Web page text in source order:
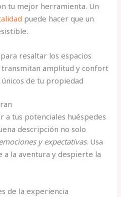
tu mejor herramienta. Un
puede hacer que un
resaltar los espacios
transmitan amplitud y confort
de tu propiedad
a tus potenciales huéspedes
descripción no solo
y expectativas. Usa
a la aventura y despierte la
de la experiencia